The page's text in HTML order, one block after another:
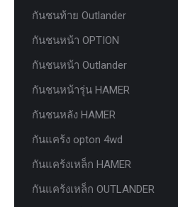
กันชนท้าย Outlander
กันชนหน้า OPTION
กันชนหน้า Outlander
กันชนหน้ารุ่น HAMER
กันชนหลัง HAMER
กันแคร้ง opton 4wd
กันแคร้งเหล็ก HAMER
กันแคร้งเหล็ก OUTLANDER